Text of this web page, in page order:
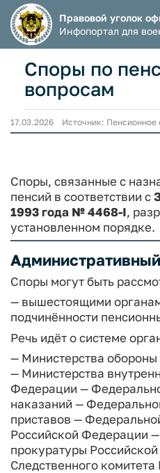
Правовой уголок
Инфопортал для
Споры по
вопросам
17.03.2026 Источник: Пенсионное
Споры, связанные с
пенсий в соответствии с
1993 года № 4468-I,
установленном порядке.
Споры могут быть
— вышестоящими
подчинённости
Речь идёт о системе
— Министерства
— Министерства
Федерации —
наказаний —
приставов —
Российской Федерации
прокуратуры
Следственного